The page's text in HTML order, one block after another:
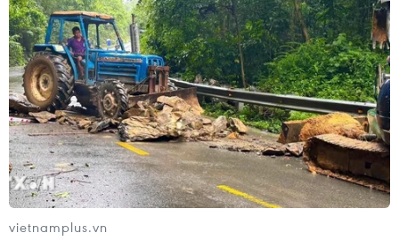
vietnamplus.vn